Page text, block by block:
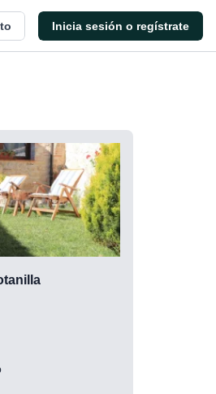
Inicia sesión o regístrate